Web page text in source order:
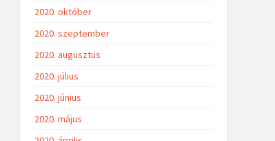
2020. október
2020. szeptember
2020. augusztus
2020. július
2020. június
2020. május